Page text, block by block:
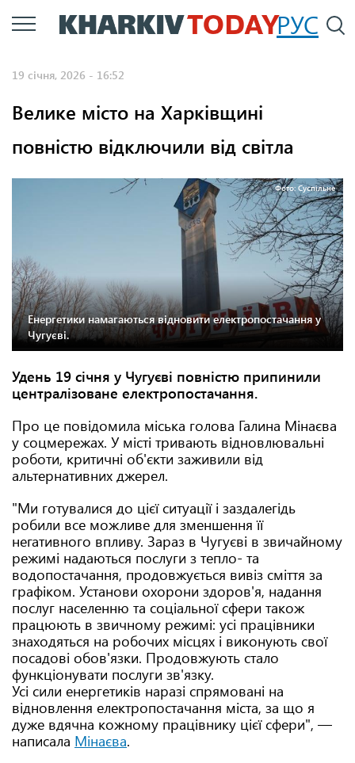
Перейти
до
РУС
19 січня, 2026 - 16:52
Велике місто на Харківщині
повністю відключили від світла
Фото: Суспільне
Енергетики намагаються відновити електропостачання у
Чугуєві.
Удень 19 січня у Чугуєві повністю припинили
централізоване електропостачання.
Про це повідомила міська голова Галина Мінаєва
у соцмережах. У місті тривають відновлювальні
роботи, критичні об'єкти заживили від
альтернативних джерел.
"Ми готувалися до цієї ситуації і заздалегідь
робили все можливе для зменшення її
негативного впливу. Зараз в Чугуєві в звичайному
режимі надаються послуги з тепло- та
водопостачання, продовжується вивіз сміття за
графіком. Установи охорони здоров'я, надання
послуг населенню та соціальної сфери також
працюють в звичному режимі: усі працівники
знаходяться на робочих місцях і виконують свої
посадові обов'язки. Продовжують стало
функціонувати послуги зв'язку.
Усі сили енергетиків наразі спрямовані на
відновлення електропостачання міста, за що я
дуже вдячна кожному працівнику цієї сфери", —
написала Мінаєва.